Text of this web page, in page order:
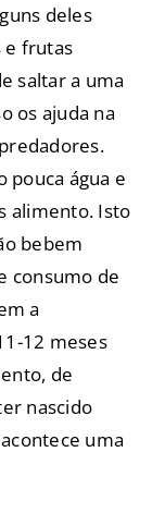
deles
e frutas
saltar a uma
os ajuda na
pouca água e
alimento. Isto
bebem
consumo de
a
12 meses
de
nascido
uma